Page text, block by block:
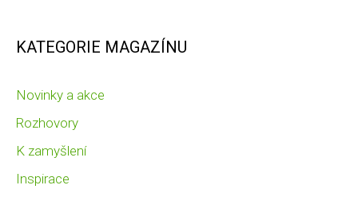
KATEGORIE MAGAZÍNU
Novinky a akce
Rozhovory
K zamyšlení
Inspirace